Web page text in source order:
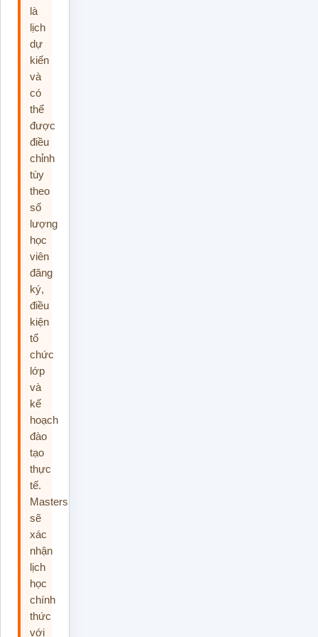
là
lịch
dự
kiến
và
có
thể
được
điều
chỉnh
tùy
theo
số
lượng
học
viên
đăng
ký,
điều
kiện
tổ
chức
lớp
và
kế
hoạch
đào
tạo
thực
tế.
Masterskills
sẽ
xác
nhận
lịch
học
chính
thức
với